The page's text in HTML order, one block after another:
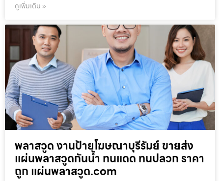
ดูเพิ่มเติม »
พลาสวูด งานป้ายโฆษณาบุรีรัมย์ ขายส่ง
แผ่นพลาสวูดกันน้ำ ทนแดด ทนปลวก ราคา
ถูก แผ่นพลาสวูด.com